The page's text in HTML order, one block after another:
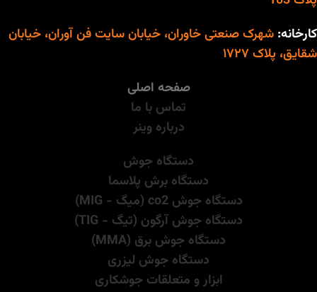
کارخانه: شهرک صنعتی خاوران، خیابان سایت فن آوران، خیابان
شقایق، پلاک ۱۷۲۷
صفحه اصلی
تماس با ما
درباره وینر
دستگاه جوش
دستگاه برش پلاسما
دستگاه جوش co2 (میگ - MIG)
دستگاه جوش آرگون (تیگ - TIG)
دستگاه جوش برق (MMA)
دستگاه جوش لیزری
ابزار و متعلقات جوشکاری